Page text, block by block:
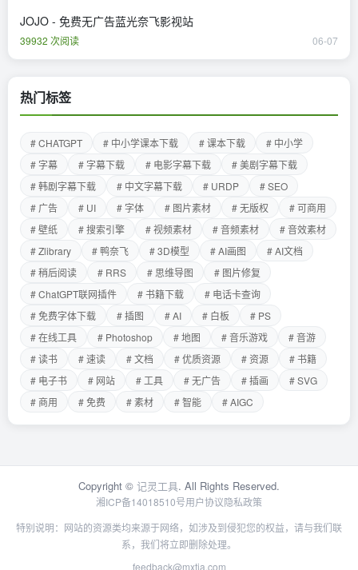
JOJO - 免费无广告蓝光奈飞影视站
39932 次阅读 06-07
热门标签
# CHATGPT # 中小学课本下载 # 课本下载
# 中小学
# 字幕
# 字幕下载 # 电影字幕下载
# 美剧字幕下载
# 韩剧字幕下载
# 中文字幕下载 # URDP
# SEO
# 广告
# UI # 字体 # 图片素材 # 无版权
# 可商用
# 壁纸
# 搜索引擎 # 视频素材 # 音频素材
# 音效素材
# Zlibrary
# 鸭奈飞 # 3D模型 # AI画图
# AI文档
# 稍后阅读
# RRS # 思维导图
# 图片修复
# ChatGPT联网插件
# 书籍下载
# 电话卡查询
# 免费字体下载
# 插图 # AI # 白板
# PS
# 在线工具
# Photoshop # 地图 # 音乐游戏
# 音游
# 读书
# 速读 # 文档 # 优质资源 # 资源
# 书籍
# 电子书
# 网站 # 工具 # 无广告 # 插画
# SVG
# 商用
# 免费 # 素材 # 智能 # AIGC
Copyright © 记灵工具. All Rights Reserved.
湘ICP备14018510号用户协议隐私政策
特别说明：网站的资源类均来源于网络，如涉及到侵犯您的权益，请与我们联
系，我们将立即删除处理。
feedback@mxtia.com